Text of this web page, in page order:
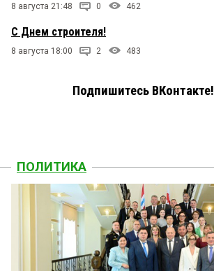
8 августа 21:48 0 462
С Днем строителя!
8 августа 18:00 2 483
Подпишитесь ВКонтакте!
ПОЛИТИКА